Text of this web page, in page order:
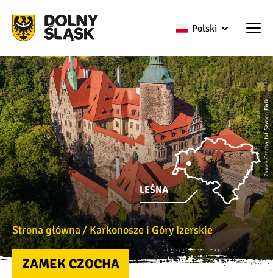
Polski
Zamek Czocha, fot. Szymon Bialic
Strona główna Karkonosze i Góry Izerskie
ZAMEK CZOCHA
LEŚNA